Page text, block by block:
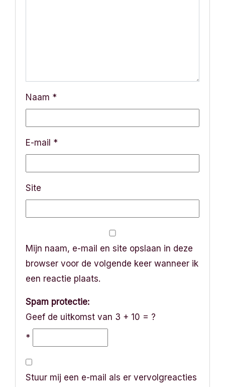
Naam *
E-mail *
Site
Mijn naam, e-mail en site opslaan in deze
browser voor de volgende keer wanneer ik
een reactie plaats.
Spam protectie:
Geef de uitkomst van 3 + 10 = ?
*
Stuur mij een e-mail als er vervolgreacties